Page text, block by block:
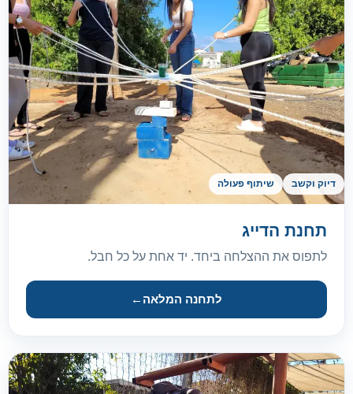
דיוק וקשב שיתוף פעולה
תחנת הדייג
לתפוס את ההצלחה ביחד. יד אחת על כל חבל.
לתחנה המלאה ←